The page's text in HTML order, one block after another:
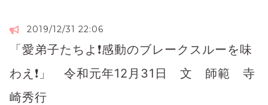
2019/12/31 22:06
「愛弟子たちよ❗感動のブレークスルーを味
わえ❗」 令和元年12月31日 文 師範 寺
崎秀行